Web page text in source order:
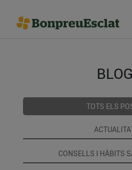
BLOG
TOTS ELS
CONSELLS I HÀBITS